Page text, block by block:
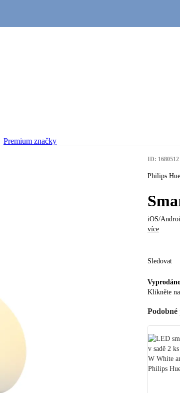
Premium značky
ID: 1680512
Philips Hue
iOS/
více
Sledovat
Klikněte